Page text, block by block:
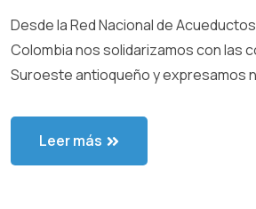
Desde la Red Nacional de
Colombia nos solidarizamos con las
Suroeste antioqueño y expresamos
Leer más